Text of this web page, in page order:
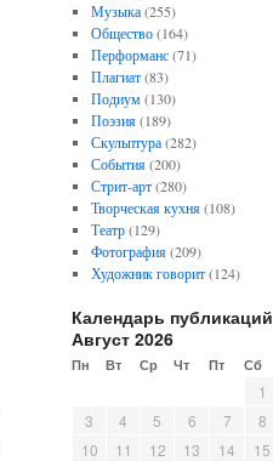
Музыка(255)
Общество(164)
Перформанс(71)
Плагиат(83)
Подиум(130)
Поэзия(189)
Скульптура(282)
События(200)
Стрит-арт(280)
Творческая кухня(108)
Театр(129)
Фотография(209)
Художник говорит(124)
Календарь публикаций
Август 2026
Пн Вт Ср Чт Пт Сб
1
3
4 5 6 7 8
10
11 12 13 14 15